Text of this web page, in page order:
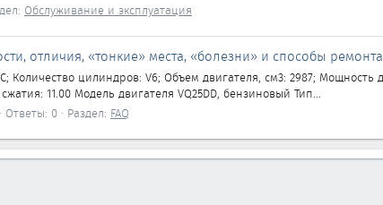
Обслуживание и эксплуатация
отличия, «тонкие» места, «болезни» и способы ремонта
Количество цилиндров: V6; Объем двигателя, см3: 2987;
11.00 Модель двигателя VQ25DD, бензиновый Тип...
Ответы: 0 Раздел: FAQ